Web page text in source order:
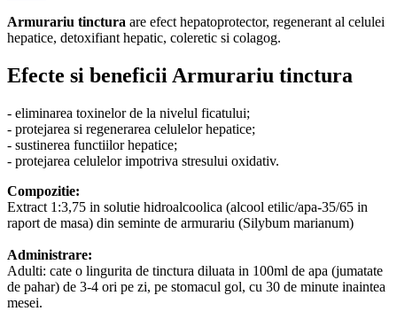
Armurariu tinctura are efect hepatoprotector, regenerant al celulei
hepatice, detoxifiant hepatic, coleretic si colagog.
Efecte si beneficii Armurariu tinctura
- eliminarea toxinelor de la nivelul ficatului;
- protejarea si regenerarea celulelor hepatice;
- sustinerea functiilor hepatice;
- protejarea celulelor impotriva stresului oxidativ.
Compozitie:
Extract 1:3,75 in solutie hidroalcoolica (alcool etilic/apa-35/65 in
raport de masa) din seminte de armurariu (Silybum marianum)
Administrare:
Adulti: cate o lingurita de tinctura diluata in 100ml de apa (jumatate
de pahar) de 3-4 ori pe zi, pe stomacul gol, cu 30 de minute inaintea
mesei.